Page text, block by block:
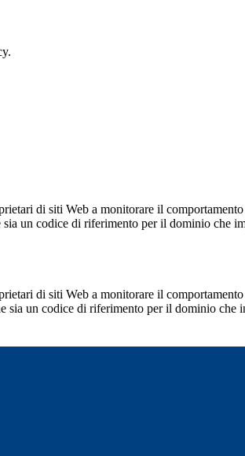
di siti Web a monitorare il
un codice di riferimento per il dominio che
di siti Web a monitorare il
sia un codice di riferimento per il dominio che